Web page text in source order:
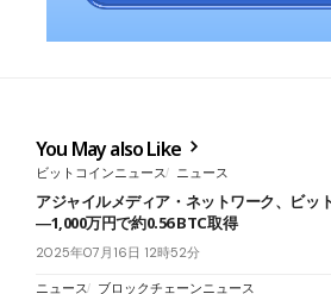
You May also Like
ビットコインニュース ニュース
アジャイルメディア・ネットワーク、ビッ
―1,000万円で約0.56 BTC取得
2025年07月16日 12時52分
ニュース ブロックチェーンニュース